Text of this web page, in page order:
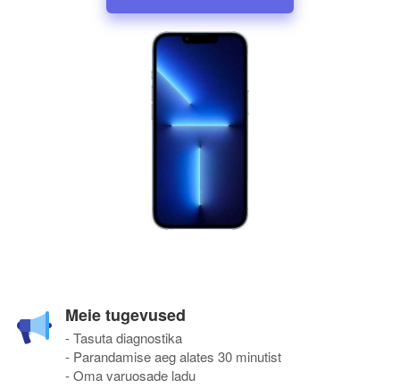
Meie tugevused
- Tasuta diagnostika
- Parandamise aeg alates 30 minutist
- Oma varuosade ladu